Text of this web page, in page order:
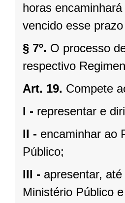
horas
vencido esse
§ 7º. O processo
respectivo
Art. 19. Compete
I - representar e
II - encaminhar ao
Público;
III - apresentar,
Ministério Público